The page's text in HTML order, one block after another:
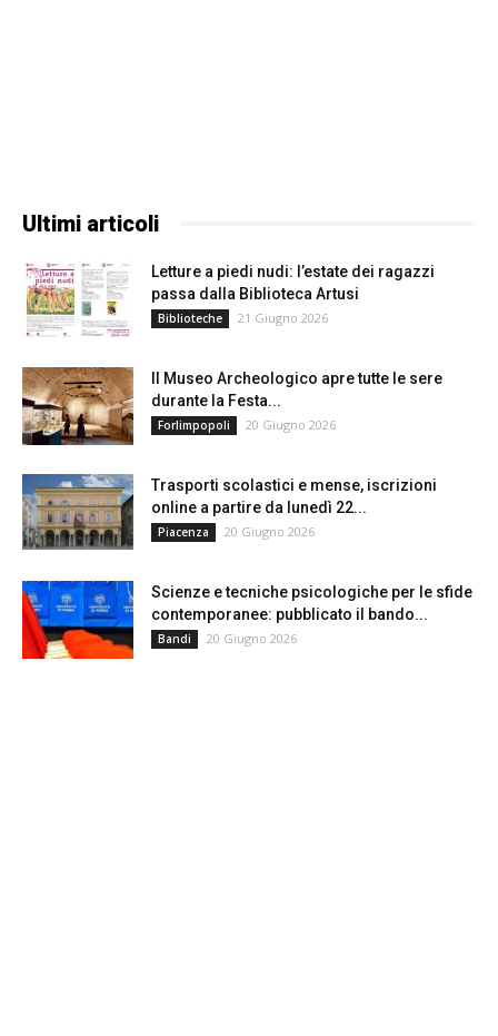
Ultimi articoli
Letture a piedi nudi: l’estate dei ragazzi
passa dalla Biblioteca Artusi
Biblioteche 21 Giugno 2026
Il Museo Archeologico apre tutte le sere
durante la Festa...
Forlimpopoli 20 Giugno 2026
Trasporti scolastici e mense, iscrizioni
online a partire da lunedì 22...
Piacenza 20 Giugno 2026
Scienze e tecniche psicologiche per le sfide
contemporanee: pubblicato il bando...
Bandi 20 Giugno 2026